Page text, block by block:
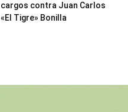
cargos contra Juan Carlos
«El Tigre» Bonilla